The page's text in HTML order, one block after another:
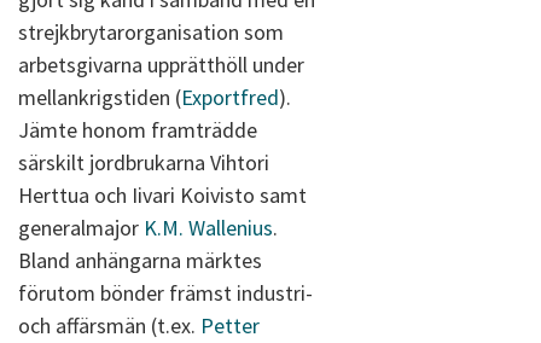
strejkbrytarorganisation som
arbetsgivarna upprätthöll under
mellankrigstiden (Exportfred).
Jämte honom framträdde
särskilt jordbrukarna Vihtori
Herttua och Iivari Koivisto samt
generalmajor K.M. Wallenius.
Bland anhängarna märktes
förutom bönder främst industri-
och affärsmän (t.ex. Petter